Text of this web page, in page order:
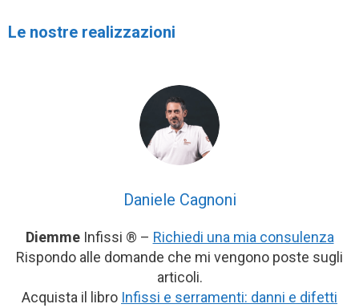
Le nostre realizzazioni
Daniele Cagnoni
Diemme Infissi ® – Richiedi una mia consulenza
Rispondo alle domande che mi vengono poste sugli
articoli.
Acquista il libro Infissi e serramenti: danni e difetti